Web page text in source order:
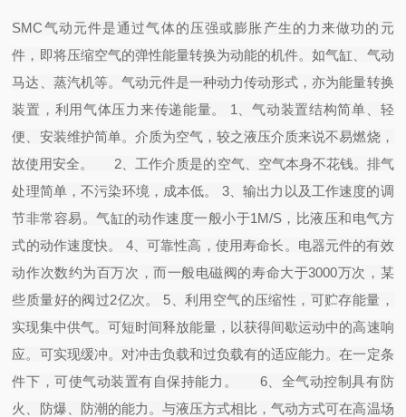
SMC气动元件是通过气体的压强或膨胀产生的力来做功的元
件，即将压缩空气的弹性能量转换为动能的机件。如气缸、气动
马达、蒸汽机等。气动元件是一种动力传动形式，亦为能量转换
装置，利用气体压力来传递能量。 1、气动装置结构简单、轻
便、安装维护简单。介质为空气，较之液压介质来说不易燃烧，
故使用安全。 2、工作介质是的空气、空气本身不花钱。排气
处理简单，不污染环境，成本低。 3、输出力以及工作速度的调
节非常容易。气缸的动作速度一般小于1M/S，比液压和电气方
式的动作速度快。 4、可靠性高，使用寿命长。电器元件的有效
动作次数约为百万次，而一般电磁阀的寿命大于3000万次，某
些质量好的阀过2亿次。 5、利用空气的压缩性，可贮存能量，
实现集中供气。可短时间释放能量，以获得间歇运动中的高速响
应。可实现缓冲。对冲击负载和过负载有的适应能力。在一定条
件下，可使气动装置有自保持能力。 6、全气动控制具有防
火、防爆、防潮的能力。与液压方式相比，气动方式可在高温场